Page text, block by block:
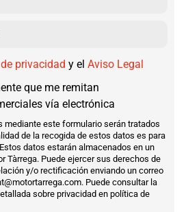
privacidad y el Aviso Legal
que me remitan
vía electrónica
mediante este formulario serán tratados
de la recogida de estos datos es para
datos estarán almacenados en un
Tàrrega. Puede ejercer sus derechos de
y/o rectificación enviando un correo
Puede consultar la
sobre privacidad en política de